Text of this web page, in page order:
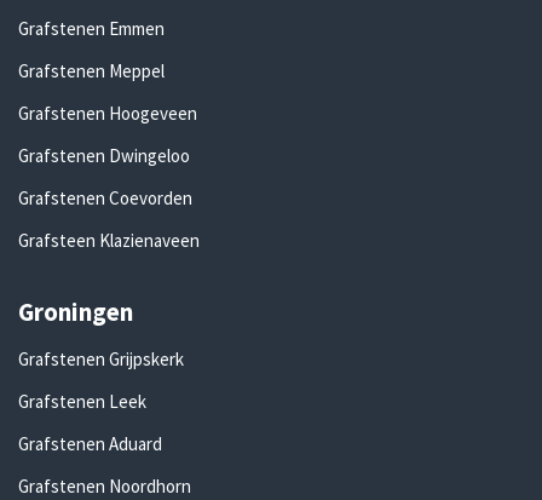
Grafstenen Emmen
Grafstenen Meppel
Grafstenen Hoogeveen
Grafstenen Dwingeloo
Grafstenen Coevorden
Grafsteen Klazienaveen
Groningen
Grafstenen Grijpskerk
Grafstenen Leek
Grafstenen Aduard
Grafstenen Noordhorn